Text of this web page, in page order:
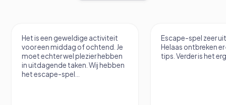
Het is een geweldige activiteit
voor een middag of ochtend. Je
moet echter wel plezier hebben
in uitdagende taken. Wij hebben
het escape-spel...
Escape-spel zeer
Helaas ontbreken er
tips. Verder is het